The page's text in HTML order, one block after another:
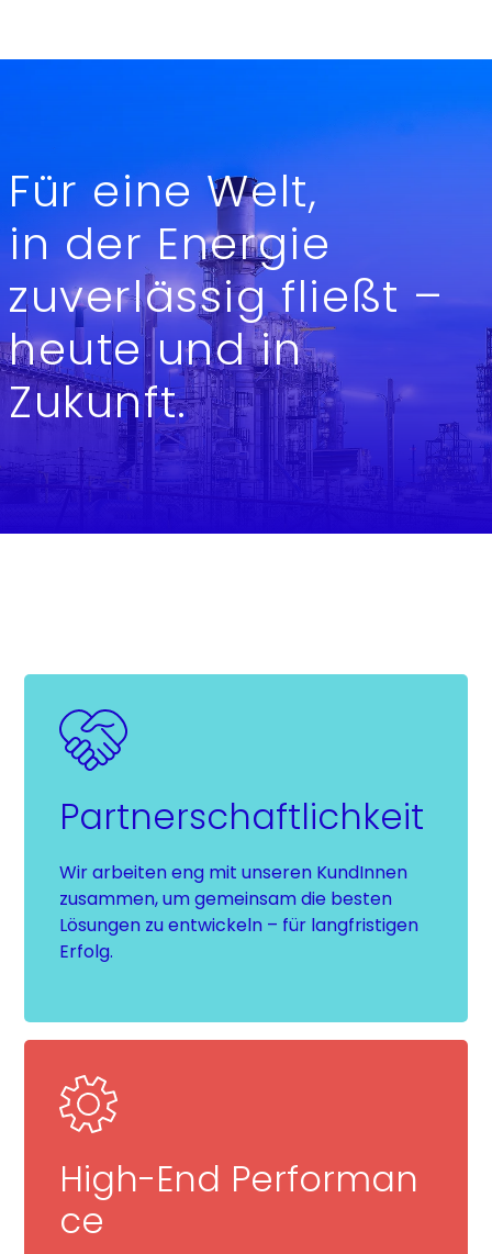
Für eine Welt,
in der Energie
zuverlässig fließt –
heute und in
Zukunft.
Partnerschaftlichkeit
Wir arbeiten eng mit unseren KundInnen
zusammen, um gemeinsam die besten
Lösungen zu entwickeln – für langfristigen
Erfolg.
High-End Performan
ce